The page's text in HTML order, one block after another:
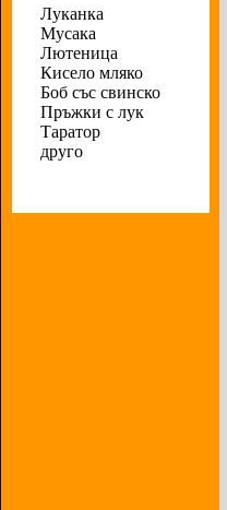
Луканка
Мусака
Лютеница
Кисело мляко
Боб със свинско
Пръжки с лук
Таратор
друго